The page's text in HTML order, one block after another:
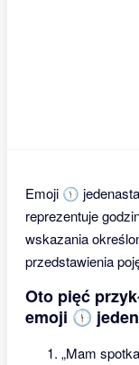
Emoji 🕦
reprezentuje
wskazania
przedstawienia
Oto pięć
emoji 🕦
„Mam